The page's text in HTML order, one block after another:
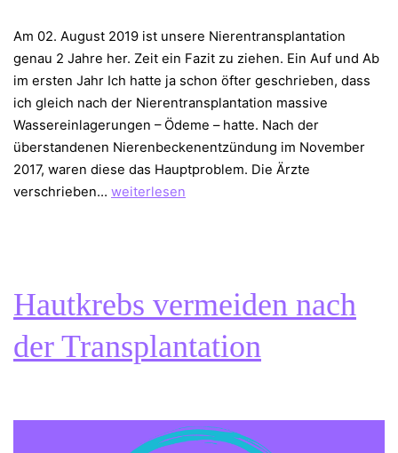
Am 02. August 2019 ist unsere Nierentransplantation
genau 2 Jahre her. Zeit ein Fazit zu ziehen. Ein Auf und Ab
im ersten Jahr Ich hatte ja schon öfter geschrieben, dass
ich gleich nach der Nierentransplantation massive
Wassereinlagerungen – Ödeme – hatte. Nach der
überstandenen Nierenbeckenentzündung im November
2017, waren diese das Hauptproblem. Die Ärzte
verschrieben… 2
ein
Fazit
weiterlesen
Hautkrebs vermeiden nach
der Transplantation